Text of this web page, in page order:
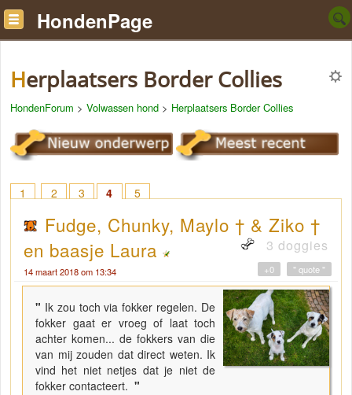
HondenPage
Herplaatsers Border Collies
HondenForum > Volwassen hond > Herplaatsers Border Collies
1 2 3 4 5
Fudge, Chunky, Maylo † & Ziko †
en baasje Laura
3 doggies
14 maart 2018 om 13:34 " quote "
+0
" Ik zou toch via fokker regelen. De
fokker gaat er vroeg of laat toch
achter komen... de fokkers van die
van mij zouden dat direct weten. Ik
vind het niet netjes dat je niet de
fokker contacteert. "